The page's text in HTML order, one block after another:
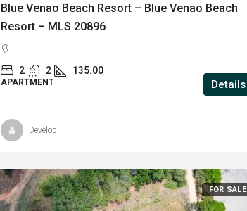
Blue Venao Beach Resort – Blue Venao Beach
Resort – MLS 20896
2 2 135.00
APARTMENT Details
Develop
FOR SALE